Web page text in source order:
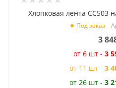
Хлопковая лента CC503
Под заказ
3
от 6 шт - 3
от 11 шт - 3
от 26 шт - 3